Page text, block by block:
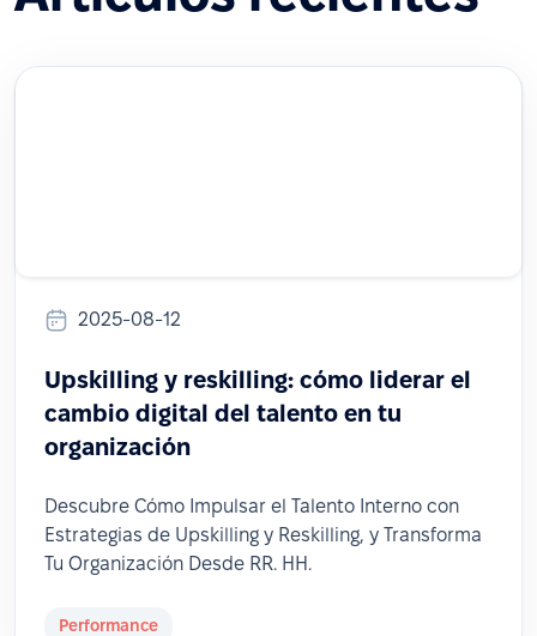
2025-08-12
Upskilling y reskilling: cómo liderar el
cambio digital del talento en tu
organización
Descubre Cómo Impulsar el Talento Interno con
Estrategias de Upskilling y Reskilling, y Transforma
Tu Organización Desde RR. HH.
Performance